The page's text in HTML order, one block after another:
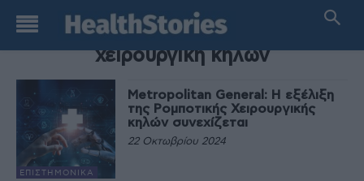
TAG
χειρουργική κηλών
EΠΙΣΤΗΜΟΝΙΚΆ
Metropolitan General: Η εξέλιξη
της Ρομποτικής Χειρουργικής
κηλών συνεχίζεται
22 Οκτωβρίου 2024